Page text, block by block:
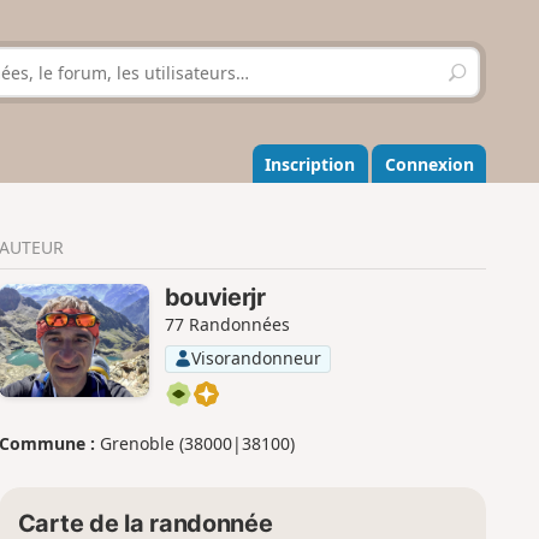
R
e
h
e
r
r
Inscription Connexion
AUTEUR
bouvierjr
77 Randonnées
Visorandonneur
Commune : Grenoble (38000|38100)
Carte de la randonnée